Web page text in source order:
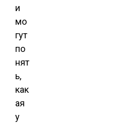
и
мо
гут
по
нят
ь,
как
ая
у